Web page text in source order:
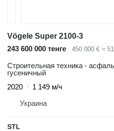
Vögele Super 2100-3
243 600 000 тенге
450 000 € ≈
Строительная техника -
гусеничный
2020
1 149 м/ч
Украина
STL